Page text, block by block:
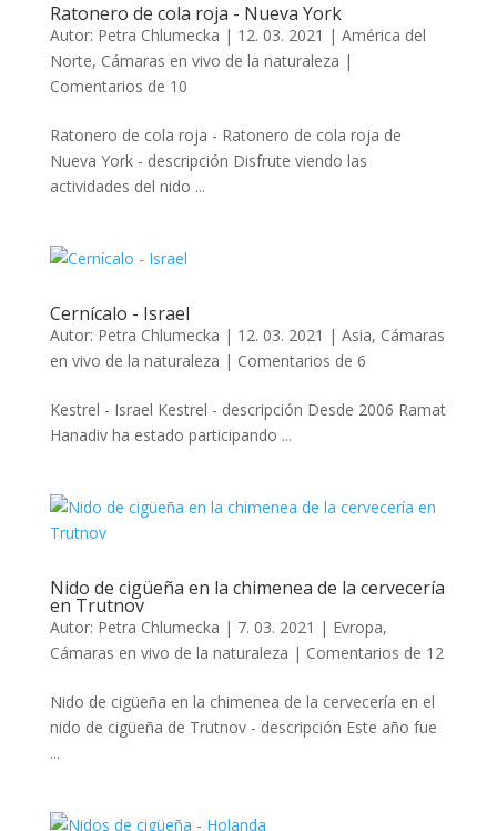
Ratonero de cola roja - Nueva York
Autor: Petra Chlumecka | 12. 03. 2021 | América del
Norte, Cámaras en vivo de la naturaleza |
Comentarios de 10
Ratonero de cola roja - Ratonero de cola roja de
Nueva York - descripción Disfrute viendo las
actividades del nido ...
Cernícalo - Israel
Autor: Petra Chlumecka | 12. 03. 2021 | Asia, Cámaras
en vivo de la naturaleza | Comentarios de 6
Kestrel - Israel Kestrel - descripción Desde 2006 Ramat
Hanadiv ha estado participando ...
Nido de cigüeña en la chimenea de la cervecería
en Trutnov
Autor: Petra Chlumecka | 7. 03. 2021 | Evropa,
Cámaras en vivo de la naturaleza | Comentarios de 12
Nido de cigüeña en la chimenea de la cervecería en el
nido de cigüeña de Trutnov - descripción Este año fue
...